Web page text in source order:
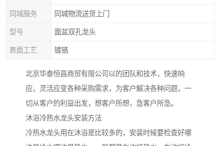
同城服务 同城物流送货上门
型号 面盆双孔龙头
表面工艺 镀铬
北京华泰恒昌商贸有限公司以的团队和技术，快速响
应，灵活应变各种采购需求，为客户解决各种问题，一
切从客户的利益出发，想客户所想，急客户所急。
沐浴冷热水龙头安装方法
冷热水龙头用在沐浴是比较多的，安装时候要检查好哪